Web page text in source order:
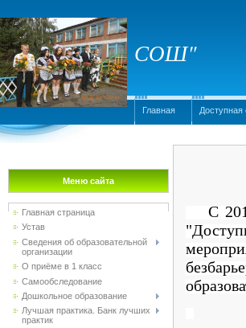
СОШ"
Главная Доступная
Меню сайта
Главная страница
Устав
Сведения об образовательной
организации
О приёме в 1 класс
Самообследование
Дошкольное образование
Лучшая практика. Банк лучших
практик
С